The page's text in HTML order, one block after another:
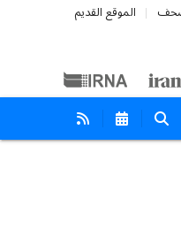
الموقع القديم